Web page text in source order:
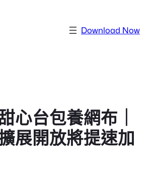
Download Now
心台包養網布｜
展開放將提速加